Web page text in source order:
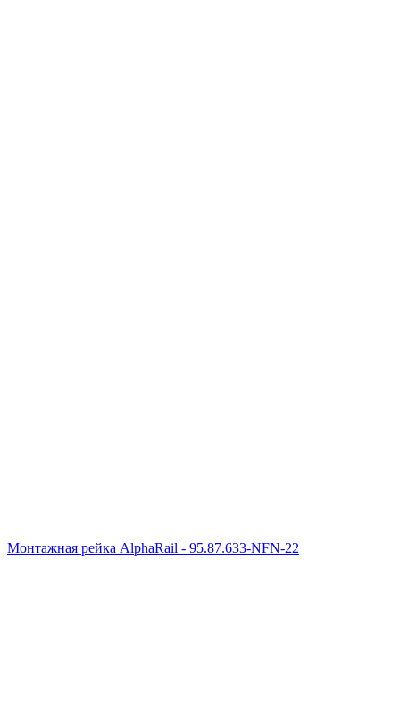
Монтажная рейка AlphaRail - 95.87.633-NFN-22